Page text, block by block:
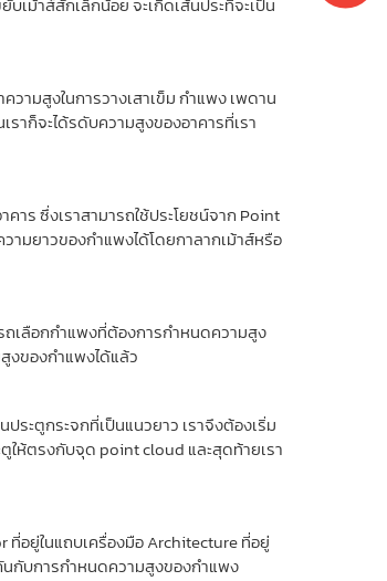
ม้าส์สักเล็กน้อย จะเกิดเส้นประที่จะเป็น
ามสูงในการวางเสาเข็ม กำแพง เพดาน
าก็จะได้รดับความสูงของอาคารที่เรา
าร ซึ่งเราสามารถใช้ประโยชน์จาก Point
ามยาวของกำแพงได้โดยกาลากเม้าส์หรือ
ถเลือกกำแพงที่ต้องการกำหนดความสูง
งของกำแพงได้แล้ว
ระตูกระจกที่เป็นแนวยาว เราจึงต้องเริ่ม
ให้ตรงกับจุด point cloud และสุดท้ายเรา
ที่อยู่ในแถบเครื่องมือ Architecture ที่อยู่
กับการกำหนดความสูงของกำแพง